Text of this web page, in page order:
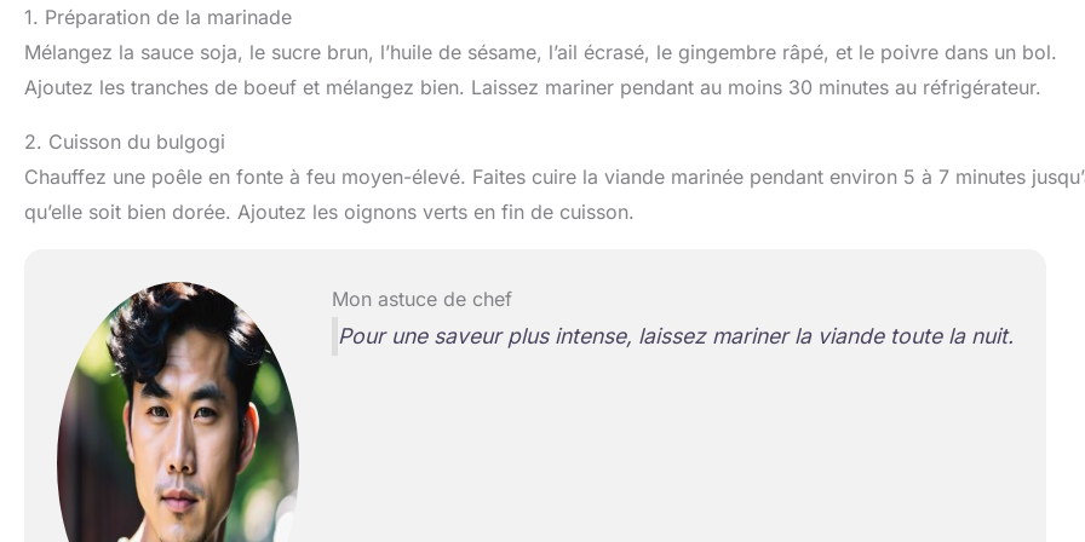
1. Préparation de la marinade
Mélangez la sauce soja, le sucre brun, l’huile de sésame, l’ail écrasé, le gingembre râpé, et le poivre dans un bol.
Ajoutez les tranches de boeuf et mélangez bien. Laissez mariner pendant au moins 30 minutes au réfrigérateur.
2. Cuisson du bulgogi
Chauffez une poêle en fonte à feu moyen-élevé. Faites cuire la viande marinée pendant environ 5 à 7 minutes
qu’elle soit bien dorée. Ajoutez les oignons verts en fin de cuisson.
Mon astuce de chef
Pour une saveur plus intense, laissez mariner la viande toute la nuit.